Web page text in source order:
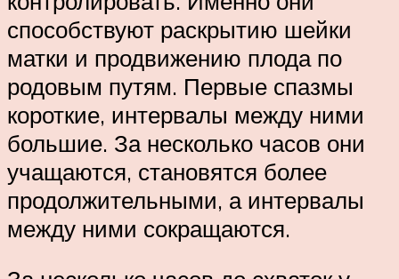
способствуют раскрытию шейки
матки и продвижению плода по
родовым путям. Первые спазмы
короткие, интервалы между ними
большие. За несколько часов они
учащаются, становятся более
продолжительными, а интервалы
между ними сокращаются.